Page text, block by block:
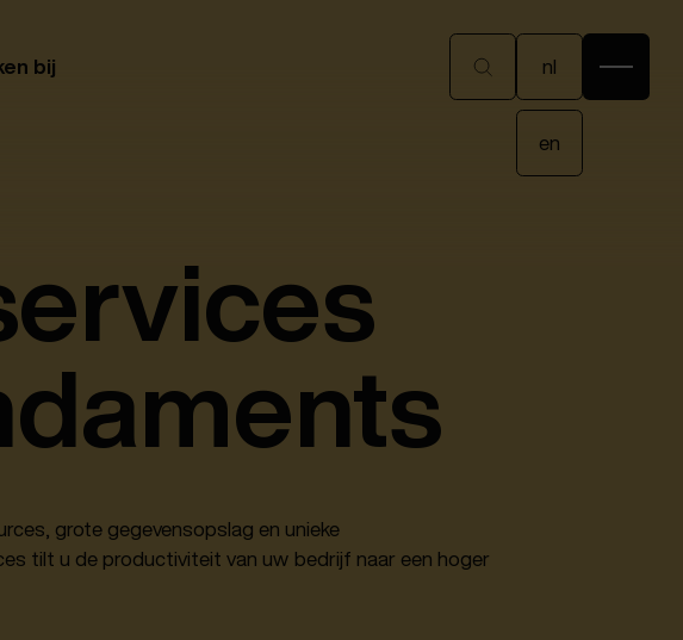
bij nl
en
en
grote gegevensopslag en unieke
tilt u de productiviteit van uw bedrijf naar een hoger